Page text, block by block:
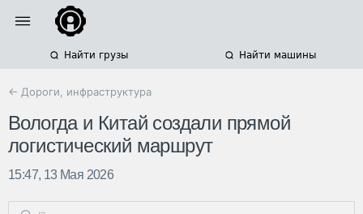
Найти грузы Найти машины
← Дороги, инфраструктура
Вологда и Китай создали прямой
логистический маршрут
15:47, 13 Мая 2026